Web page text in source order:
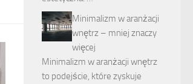
Minimalizm w aranżacji
wnętrz – mniej znaczy
więcej
Minimalizm w aranżacji wnętrz
to podejście, które zyskuje